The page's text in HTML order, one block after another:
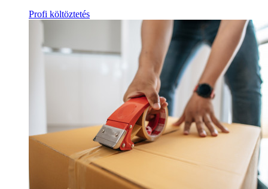
Profi költöztetés